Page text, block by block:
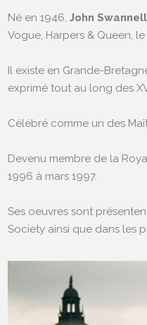
Né en 1946, John Swannell
Vogue, Harpers & Queen,
Il existe en Grande-
exprimé tout au long des
Célébré comme un des
Devenu membre de la
1996 à mars 1997.
Ses oeuvres sont
Society ainsi que dans les